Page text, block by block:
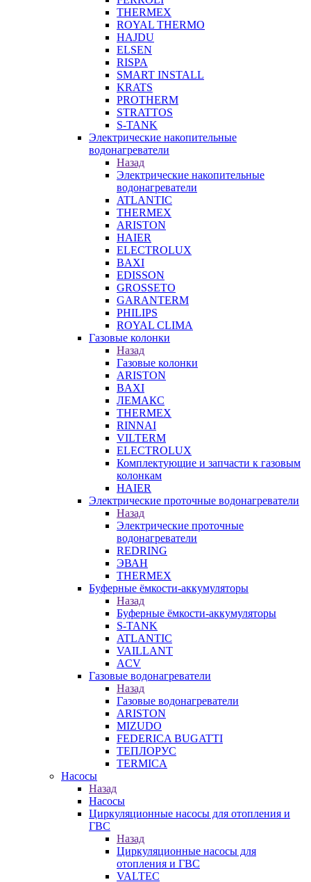
THERMEX
ROYAL THERMO
HAJDU
ELSEN
RISPA
SMART INSTALL
KRATS
PROTHERM
STRATTOS
S-TANK
Электрические накопительные
водонагреватели
Назад
Электрические накопительные
водонагреватели
ATLANTIC
THERMEX
ARISTON
HAIER
ELECTROLUX
BAXI
EDISSON
GROSSETO
GARANTERM
PHILIPS
ROYAL CLIMA
Газовые колонки
Назад
Газовые колонки
ARISTON
BAXI
ЛЕМАКС
THERMEX
RINNAI
VILTERM
ELECTROLUX
Комплектующие и запчасти к газовым
колонкам
HAIER
Электрические проточные водонагреватели
Назад
Электрические проточные
водонагреватели
REDRING
ЭВАН
THERMEX
Буферные ёмкости-аккумуляторы
Назад
Буферные ёмкости-аккумуляторы
S-TANK
ATLANTIC
VAILLANT
ACV
Газовые водонагреватели
Назад
Газовые водонагреватели
ARISTON
MIZUDO
FEDERICA BUGATTI
ТЕПЛОРУС
TERMICA
Насосы
Назад
Насосы
Циркуляционные насосы для отопления и
ГВС
Назад
Циркуляционные насосы для
отопления и ГВС
VALTEC